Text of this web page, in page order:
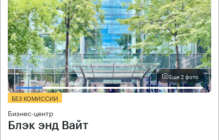
Еще 2 фото
БЕЗ КОМИССИИ
Бизнес-центр
Блэк энд Вайт